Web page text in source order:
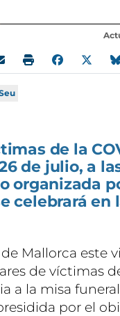
de la
de julio, a
organizada
celebrará en
Mallorca este
de víctimas
a la misa
por el